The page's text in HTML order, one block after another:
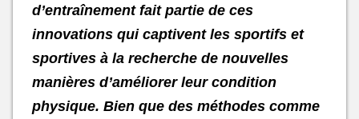
d’entraînement fait partie de ces
innovations qui captivent les sportifs et
sportives à la recherche de nouvelles
manières d’améliorer leur condition
physique. Bien que des méthodes comme